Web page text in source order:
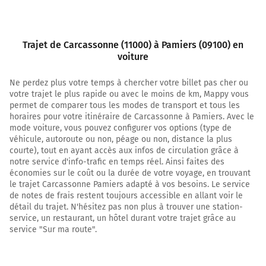
Tourner légèrement à droite sur D6161 et continuer sur
Au rond-point, prendre la 2ème sortie sur la voie et
continuer sur 1 kilomètre
Prendre un ticket (Péage Carcassonne O)
6,2 km
Prendre à droite et rejoindre A61 E80. Continuer sur 59
kilomètres
A61
E80
7,2 km
Trajet de Carcassonne (11000) à Pamiers (09100) en
voiture
Ne perdez plus votre temps à chercher votre billet pas cher ou
votre trajet le plus rapide ou avec le moins de km, Mappy vous
permet de comparer tous les modes de transport et tous les
horaires pour votre itinéraire de Carcassonne à Pamiers. Avec le
mode voiture, vous pouvez configurer vos options (type de
véhicule, autoroute ou non, péage ou non, distance la plus
courte), tout en ayant accès aux infos de circulation grâce à
notre service d'info-trafic en temps réel. Ainsi faites des
économies sur le coût ou la durée de votre voyage, en trouvant
le trajet Carcassonne Pamiers adapté à vos besoins. Le service
de notes de frais restent toujours accessible en allant voir le
détail du trajet. N'hésitez pas non plus à trouver une station-
service, un restaurant, un hôtel durant votre trajet grâce au
service "Sur ma route".